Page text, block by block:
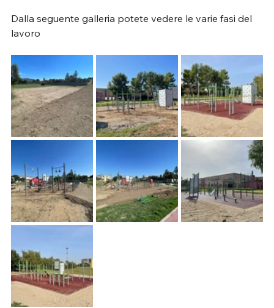
Dalla seguente galleria potete vedere le varie fasi del
lavoro